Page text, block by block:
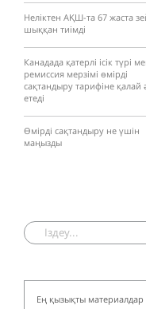
Неліктен АҚШ-та 67 жаста
шыққан тиімді
Канадада қатерлі ісік түрі
ремиссия мерзімі өмірді
сақтандыру тарифіне қалай
етеді
Өмірді сақтандыру не үшін
маңызды
Ең қызықты материалдар